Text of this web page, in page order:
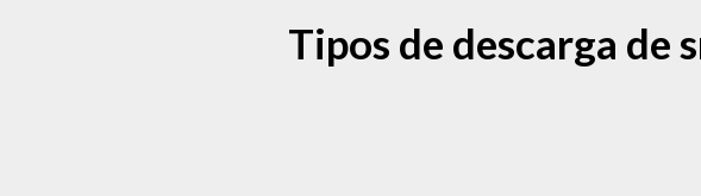
Tipos de descarga de